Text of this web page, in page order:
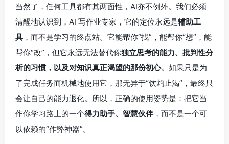
当然了，任何工具都有其两面性，AI亦不例外。我们必须
清醒地认识到，AI 写作业专家，它的定位永远是辅助工
具 ，而不是学习的终点站。它能帮你“找”，能帮你“想”，能
帮你“改”，但它永远无法替代你独立思考的能力、批判性分
析的习惯，以及对知识真正渴望的那份初心。如果只是为
了完成任务而机械地使用它，那无异于“饮鸩止渴”，最终只
会让自己的能力退化。所以，正确的使用姿势是：把它当
作你学习路上的一个得力助手、智慧伙伴，而不是一个可
以依赖的“作弊神器”。